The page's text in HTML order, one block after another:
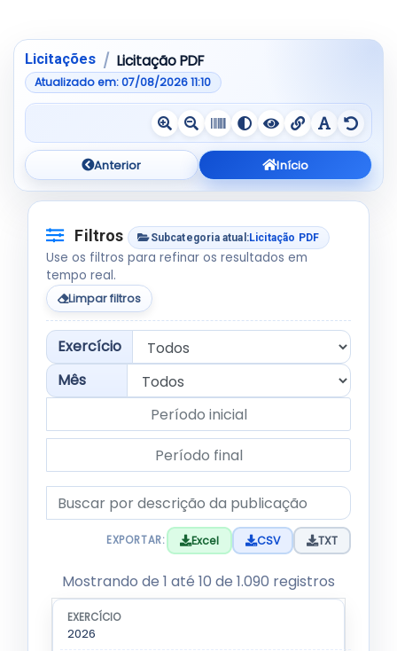
Pular para a tabela de resultados
Mostrando de 1 até 10 de 1.090 registros
Licitações Licitação PDF
Atualizado em: 07/08/2026 11:10
Anterior Início
Filtros Subcategoria atual:Licitação PDF
Use os filtros para refinar os resultados em
tempo real.
Limpar filtros
Exercício
Mês
Descrição da publicação
EXPORTAR: Excel CSV TXT
Tabela de publicações filtradas. Use os filtros
Mostrando de 1 até 10 de 1.090 registros
Lista de publicações da subcategoria Licitação
EXERCÍCIO
2026